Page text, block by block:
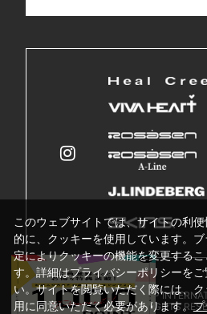
Copyright © GRIP
ALL RIGHTS
このウェブサイトでは、サイトの利
的に、クッキーを使用しています。
定によりクッキーの機能を変更する
す。詳細はプライバシーポリシーをご
い。サイトを閲覧いただく際には、
用に同意いただく必要があります。プ